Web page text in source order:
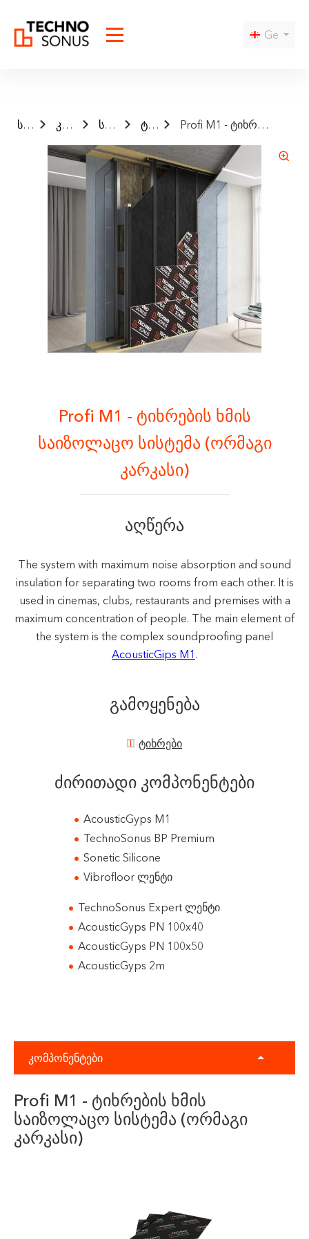
I agree to the privacy policy
Ge
საწყისი კატალოგი სისტემები ტიხრები Profi M1 - ტიხრების ხმის საიზოლაცო სისტემა (ორმაგი კარკასი)
Profi M1 - ტიხრების ხმის
საიზოლაცო სისტემა (ორმაგი
კარკასი)
აღწერა
The system with maximum noise absorption and sound
insulation for separating two rooms from each other. It is
used in cinemas, clubs, restaurants and premises with a
maximum concentration of people. The main element of
the system is the complex soundproofing panel
AcousticGips M1 .
გამოყენება
ტიხრები
ძირითადი კომპონენტები
AcousticGyps M1
TechnoSonus BP Premium
Sonetic Silicone
Vibrofloor ლენტი
TechnoSonus Expert ლენტი
AcousticGyps PN 100x40
AcousticGyps PN 100x50
AcousticGyps 2m
კომპონენტები
Profi M1 - ტიხრების ხმის
საიზოლაცო სისტემა (ორმაგი
კარკასი)